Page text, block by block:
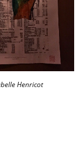
Henricot